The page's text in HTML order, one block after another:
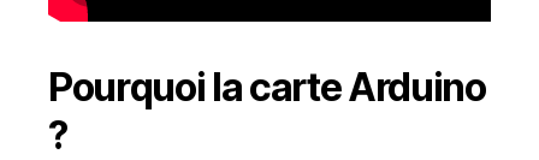
Pourquoi la carte Arduino
?